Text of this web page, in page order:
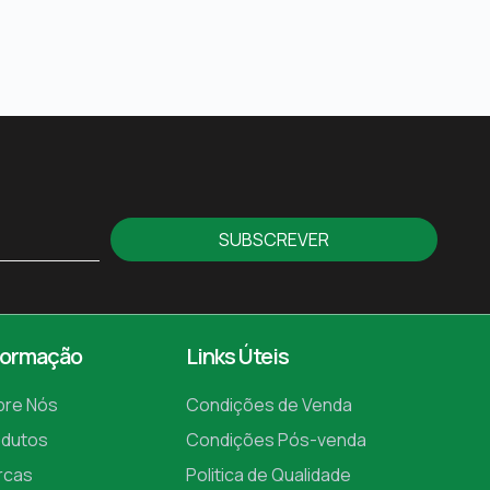
SUBSCREVER
Nós
Links Úteis
Condições de Venda
Condições Pós-venda
Politica de Qualidade